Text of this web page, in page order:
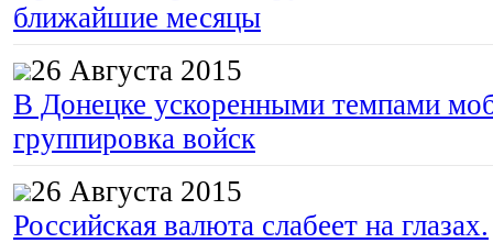
ближайшие месяцы
26 Августа 2015
В Донецке ускоренными темпами
группировка войск
26 Августа 2015
Российская валюта слабеет на глазах.